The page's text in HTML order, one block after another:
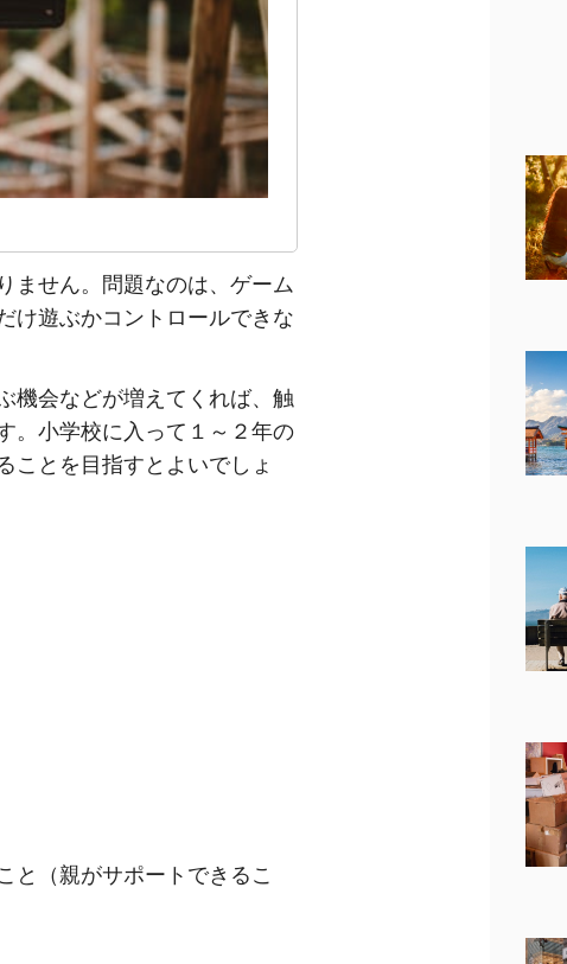
ません。問題なのは、ゲーム
け遊ぶかコントロールできな
機会などが増えてくれば、触
。小学校に入って１～２年の
ことを目指すとよいでしょ
と（親がサポートできるこ